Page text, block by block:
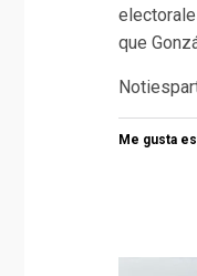
que
Me gusta